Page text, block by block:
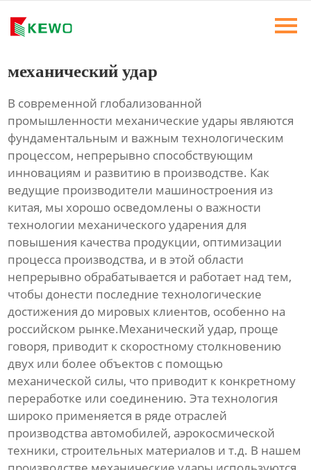
Главная
О Нас
Контакты
механический удар
В современной глобализованной
промышленности механические удары являются
фундаментальным и важным технологическим
процессом, непрерывно способствующим
инновациям и развитию в производстве. Как
ведущие производители машиностроения из
китая, мы хорошо осведомлены о важности
технологии механического ударения для
повышения качества продукции, оптимизации
процесса производства, и в этой области
непрерывно обрабатывается и работает над тем,
чтобы донести последние технологические
достижения до мировых клиентов, особенно на
российском рынке.Механический удар, проще
говоря, приводит к скоростному столкновению
двух или более объектов с помощью
механической силы, что приводит к конкретному
переработке или соединению. Эта технология
широко применяется в ряде отраслей
производства автомобилей, аэрокосмической
техники, строительных материалов и т.д. В нашем